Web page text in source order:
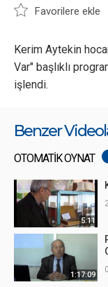
Favorilere ekle
Kerim Aytekin
Var" başlıklı
işlendi.
Benzer
OTOMATİK OYNAT
5:11
1:17:09